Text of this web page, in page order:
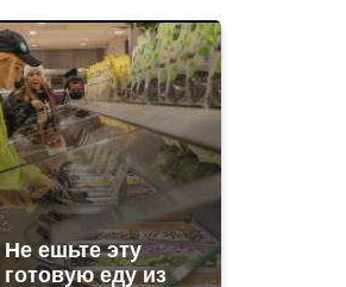
Не ешьте эту
готовую еду из